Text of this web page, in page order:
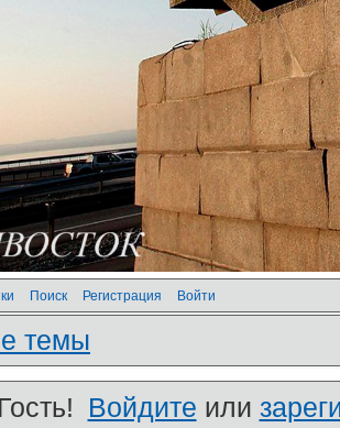
Поиск Регистрация Войти
темы
Войдите или